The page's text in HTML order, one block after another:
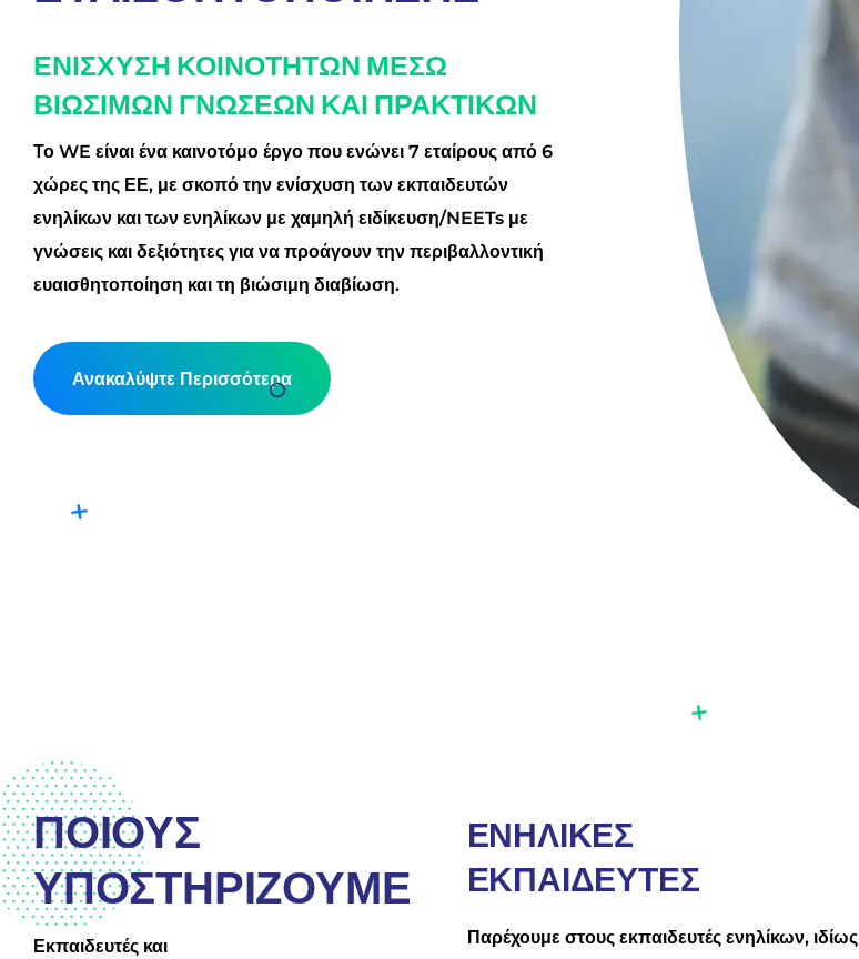
ΕΝΙΣΧΥΣΗ ΚΟΙΝΟΤΗΤΩΝ ΜΕΣΩ
ΒΙΩΣΙΜΩΝ ΓΝΩΣΕΩΝ ΚΑΙ ΠΡΑΚΤΙΚΩΝ
Το WE είναι ένα καινοτόμο έργο που ενώνει 7 εταίρους από 6
χώρες της ΕΕ, με σκοπό την ενίσχυση των εκπαιδευτών
ενηλίκων και των ενηλίκων με χαμηλή ειδίκευση/NEETs με
γνώσεις και δεξιότητες για να προάγουν την περιβαλλοντική
ευαισθητοποίηση και τη βιώσιμη διαβίωση.
Ανακαλύψτε Περισσότερα
ΠΟΙΟΥΣ
ΥΠΟΣΤΗΡΙΖΟΥΜΕ
Εκπαιδευτές και
ΕΝΗΛΙΚΕΣ
ΕΚΠΑΙΔΕΥΤΕΣ
Παρέχουμε στους εκπαιδευτές ενηλίκων, ιδίως